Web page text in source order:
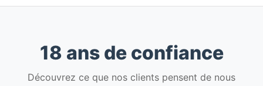
18 ans de confiance
Découvrez ce que nos clients pensent de nous